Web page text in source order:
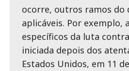
ocorre, outros ramos do
aplicáveis. Por exemplo,
específicos da luta
iniciada depois dos
Estados Unidos, em 11